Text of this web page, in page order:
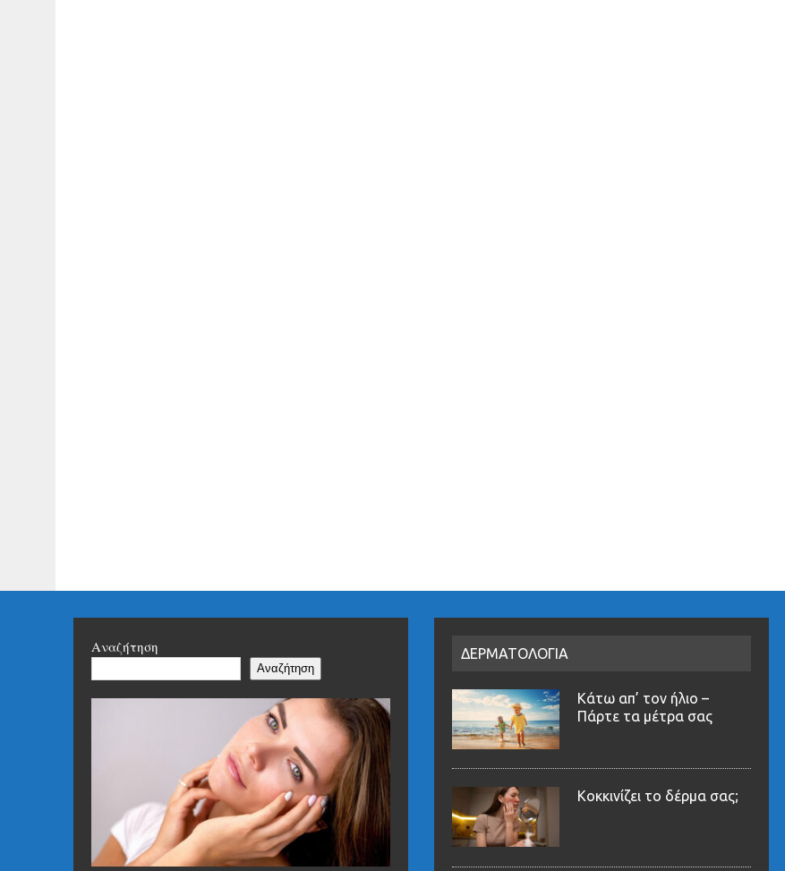
Αναζήτηση
Αναζήτηση
ΔΕΡΜΑΤΟΛΟΓΙΑ
Κάτω απ’ τον ήλιο –
Πάρτε τα μέτρα σας
Κοκκινίζει το δέρμα σας;